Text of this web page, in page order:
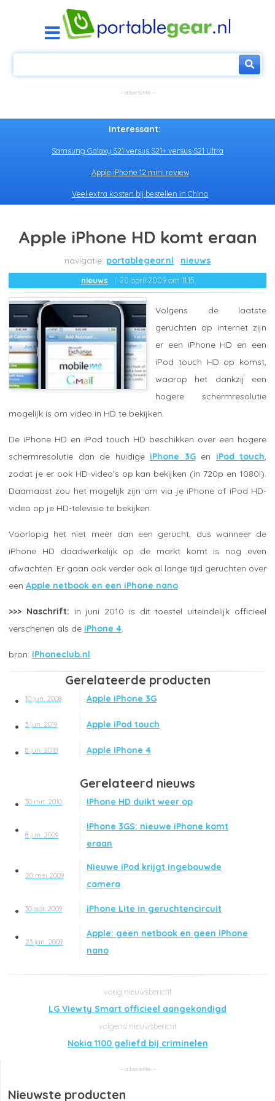
Interessant:
Samsung Galaxy S21 versus S21+ versus S21 Ultra
Apple iPhone 12 mini review
Veel extra kosten bij bestellen in China
Apple iPhone HD komt eraan
portablegear.nl nieuws
nieuws 20 april 2009 om 11:15
Volgens de laatste
geruchten op internet zijn
er een iPhone HD en een
iPod touch HD op komst,
waarop het dankzij een
hogere schermresolutie
mogelijk is om video in HD te bekijken.
De iPhone HD en iPod touch HD beschikken over een hogere
schermresolutie dan de huidige iPhone 3Gen iPod touch
zodat je er ook HD-video's op kan bekijken (in 720p en 1080i).
Daarnaast zou het mogelijk zijn om via je iPhone of iPod HD-
video op je HD-televisie te bekijken.
Voorlopig het niet meer dan een gerucht, dus wanneer de
iPhone HD daadwerkelijk op de markt komt is nog even
afwachten. Er gaan ook verder ook al lange tijd geruchten over
een Apple netbook en een iPhone nano
>>> Naschrift: in juni 2010 is dit toestel uiteindelijk officieel
verschenen als de iPhone 4
iPhoneclub.nl
Gerelateerde producten
10 jun. 2008 Apple iPhone 3G
3 jun. 2019 Apple iPod touch
8 jun. 2010 Apple iPhone 4
Gerelateerd nieuws
30 mrt. 2010 iPhone HD duikt weer op
8 jun. 2009
iPhone 3GS: nieuwe iPhone komt
eraan
20 mei 2009
Nieuwe iPod krijgt ingebouwde
camera
30 apr. 2009 iPhone Lite in geruchtencircuit
23 jan. 2009
Apple: geen netbook en geen iPhone
nano
LG Viewty Smart officieel aangekondigd
Nokia 1100 geliefd bij criminelen
Nieuwste producten